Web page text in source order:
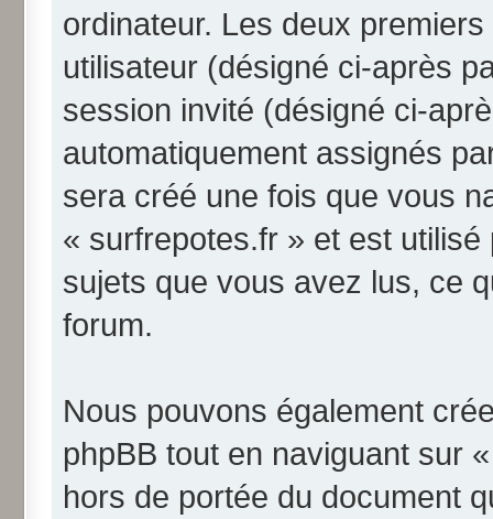
ordinateur. Les deux
utilisateur (désigné ci-après
session invité (désigné ci-
automatiquement assignés
sera créé une fois que vous
« surfrepotes.fr » et est
sujets que vous avez lus, ce
forum.
Nous pouvons également
phpBB tout en naviguant sur
hors de portée du document